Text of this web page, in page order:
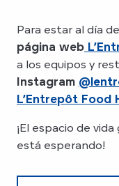
Para estar al día
página web
a los equipos y
Instagram
L’Entrepôt Food
¡El espacio de
está esperando!